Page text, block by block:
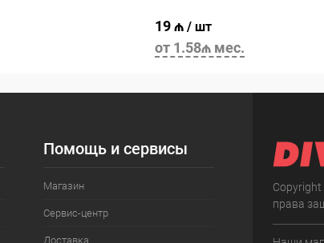
19 ₼ / шт
от 1.58₼ мес.
Помощь и сервисы
Магазин
Сервис-центр
Доставка
права